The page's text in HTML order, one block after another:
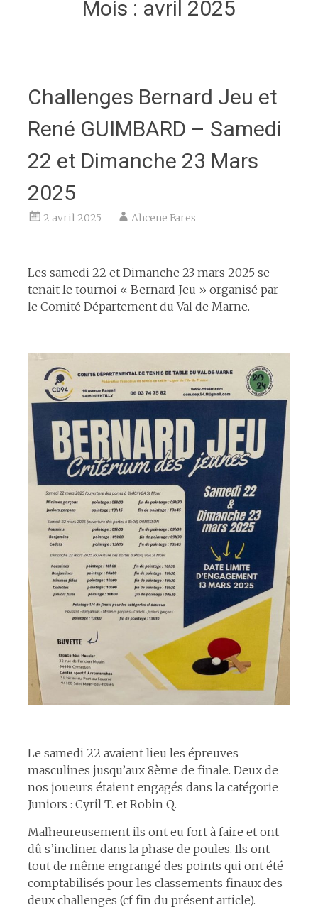
Mois : avril 2025
Challenges Bernard Jeu et
René GUIMBARD – Samedi
22 et Dimanche 23 Mars
2025
2 avril 2025 Ahcene Fares
Les samedi 22 et Dimanche 23 mars 2025 se
tenait le tournoi « Bernard Jeu » organisé par
le Comité Département du Val de Marne.
Le samedi 22 avaient lieu les épreuves
masculines jusqu’aux 8ème de finale. Deux de
nos joueurs étaient engagés dans la catégorie
Juniors : Cyril T. et Robin Q.
Malheureusement ils ont eu fort à faire et ont
dû s’incliner dans la phase de poules. Ils ont
tout de même engrangé des points qui ont été
comptabilisés pour les classements finaux des
deux challenges (cf fin du présent article).